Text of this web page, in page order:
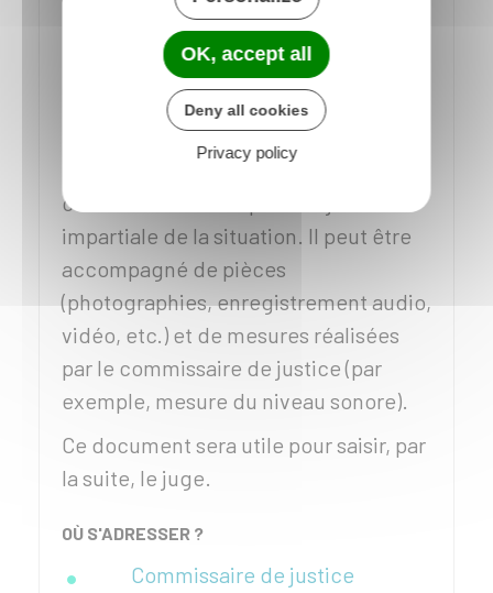
pour qu'il établisse un ou plusieurs
Le procès-verbal de constat est un
document officiel rédigé par un
commissaire de justice. Ce document
contient une description objective et
impartiale de la situation. Il peut être
accompagné de pièces
(photographies, enregistrement audio,
vidéo, etc.) et de mesures réalisées
par le commissaire de justice (par
exemple, mesure du niveau sonore).
Ce document sera utile pour saisir, par
la suite, le juge.
OÙ S'ADRESSER ?
Commissaire de justice
OK, accept all
Deny all cookies
Privacy policy